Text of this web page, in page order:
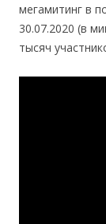
мегамитинг в
30.07.2020 (в
тысяч